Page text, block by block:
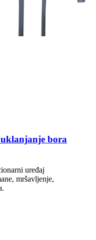
bora
uređaj
mršavljenje,